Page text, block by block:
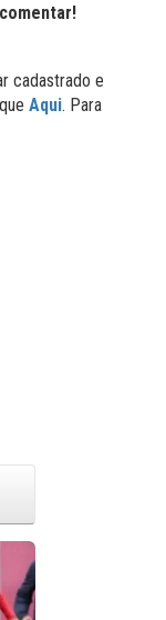
cadastrado e
Aqui. Para